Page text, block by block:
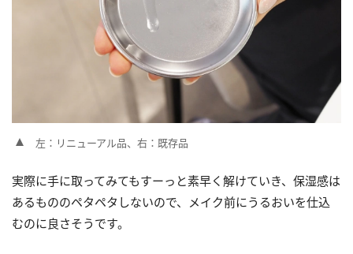
左：リニューアル品、右：既存品
実際に手に取ってみてもすーっと素早く解けていき、保湿感は
あるもののペタペタしないので、メイク前にうるおいを仕込
むのに良さそうです。